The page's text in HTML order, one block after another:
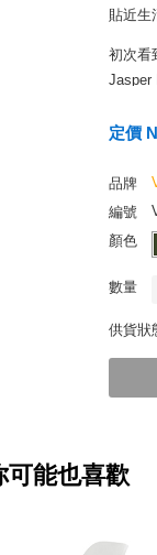
貼近生
初次看
Jasper
保且嚴
定價
品牌
編號
顏色
數量
供貨狀
可能也喜歡